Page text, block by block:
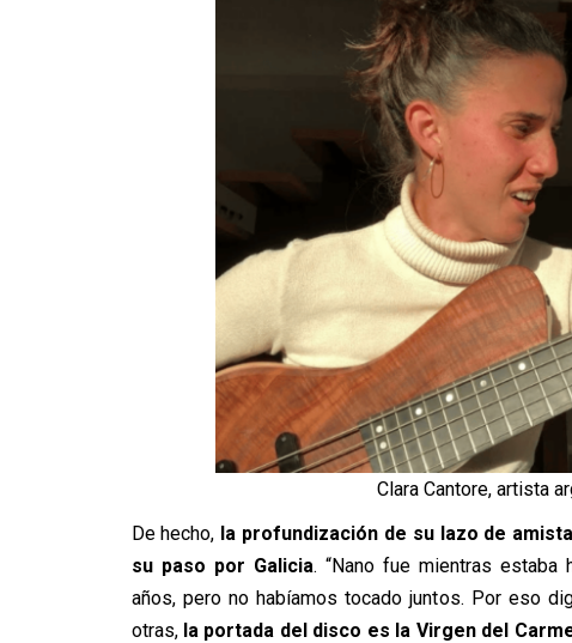
Clara Cantore, artista
De hecho, la profundización de su lazo de
su paso por Galicia. “Nano fue mientras estaba
años, pero no habíamos tocado juntos. Por eso
otras, la portada del disco es la Virgen del